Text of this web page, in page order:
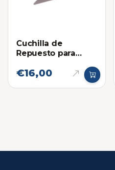
Cuchilla de
Repuesto para
Power - Carton y
€16,00